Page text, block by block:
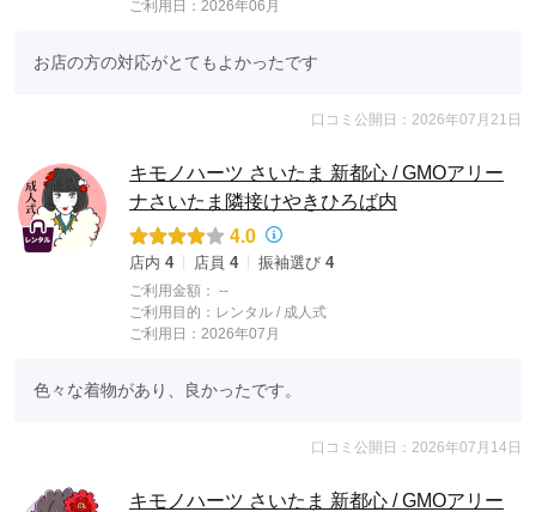
ご利用日：2026年06月
お店の方の対応がとてもよかったです
口コミ公開日：2026年07月21日
キモノハーツ さいたま 新都心 / GMOアリー
ナさいたま隣接けやきひろば内
4.0
店内 4 店員 4 振袖選び 4
ご利用金額： --
ご利用目的： レンタル / 成人式
ご利用日：2026年07月
色々な着物があり、良かったです。
口コミ公開日：2026年07月14日
キモノハーツ さいたま 新都心 / GMOアリー